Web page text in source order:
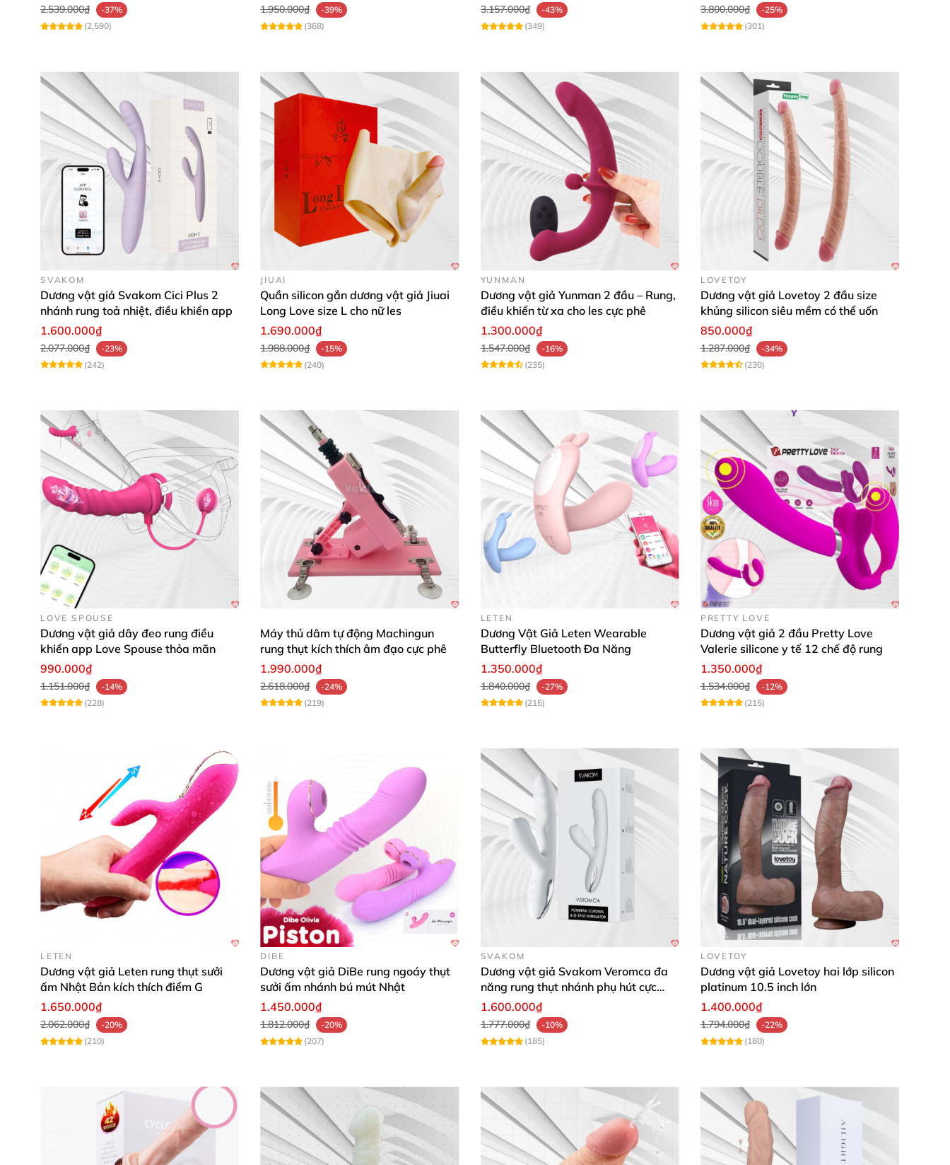
Dương vật giả Jiuuy Gummy Stick được thiết kế với công nghệ hiện đại để mang lại trải nghiệm tuyệt vời cho phái nữ đặc biệt nhờ các tính năng
vượt trội như:
- 10 chế độ rung mạnh mẽ giúp kích thích toàn diện.
- 5 chế độ bú mút độc đáo, tạo cảm giác chân thựcvà thỏa mãn.
2.539.000₫
-37%
(2,590)
1.950.000₫
-39%
(368)
3.157.000₫
-43%
(349)
3.800.000₫
-25%
(301)
SVAKOM
Dương vật giả Svakom Cici Plus 2
nhánh rung toả nhiệt, điều khiển app
1.600.000₫
2.077.000₫
-23%
(242)
JIUAI
Quần silicon gắn dương vật giả Jiuai
Long Love size L cho nữ les
1.690.000₫
1.988.000₫
-15%
(240)
YUNMAN
Dương vật giả Yunman 2 đầu – Rung,
điều khiển từ xa cho les cực phê
1.300.000₫
1.547.000₫
-16%
(235)
LOVETOY
Dương vật giả Lovetoy 2 đầu size
khủng silicon siêu mềm có thể uốn
850.000₫
1.287.000₫
-34%
(230)
LOVE SPOUSE
Dương vật giả dây đeo rung điều
khiển app Love Spouse thỏa mãn
990.000₫
1.151.000₫
-14%
(228)
Máy thủ dâm tự động Machingun
rung thụt kích thích âm đạo cực phê
1.990.000₫
2.618.000₫
-24%
(219)
LETEN
Dương Vật Giả Leten Wearable
Butterfly Bluetooth Đa Năng
1.350.000₫
1.840.000₫
-27%
(215)
PRETTY LOVE
Dương vật giả 2 đầu Pretty Love
Valerie silicone y tế 12 chế độ rung
1.350.000₫
1.534.000₫
-12%
(215)
LETEN
Dương vật giả Leten rung thụt sưởi
ấm Nhật Bản kích thích điểm G
1.650.000₫
2.062.000₫
-20%
(210)
DIBE
Dương vật giả DiBe rung ngoáy thụt
sưởi ấm nhánh bú mút Nhật
1.450.000₫
1.812.000₫
-20%
(207)
SVAKOM
Dương vật giả Svakom Veromca đa
năng rung thụt nhánh phụ hút cực
mạnh
1.600.000₫
1.777.000₫
-10%
(185)
LOVETOY
Dương vật giả Lovetoy hai lớp silicon
platinum 10.5 inch lớn
1.400.000₫
1.794.000₫
-22%
(180)